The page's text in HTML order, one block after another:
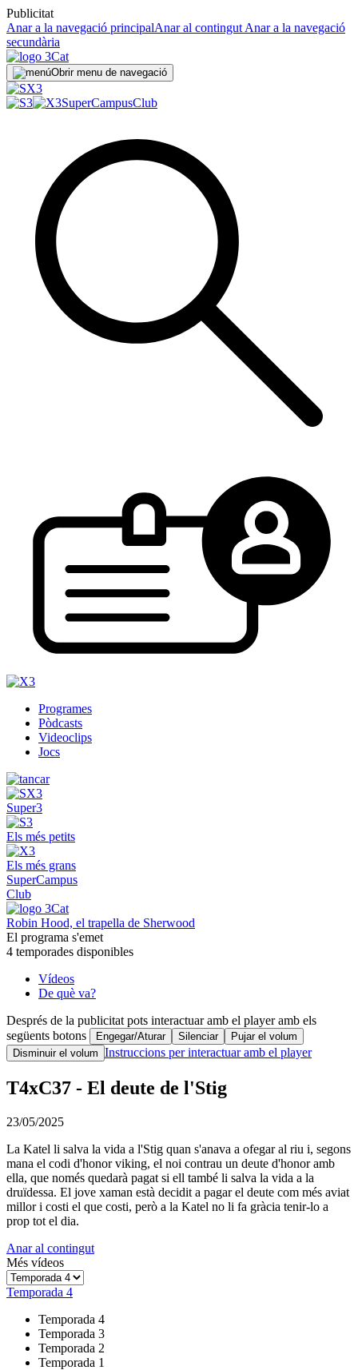
Publicitat
Anar a la navegació principalAnar al contingut Anar a la navegació
secundària
Obrir menu de navegació
SuperCampusClub
Programes
Pòdcasts
Videoclips
Jocs
Super3
Els més petits
Els més grans
SuperCampus
Club
Robin Hood, el trapella de Sherwood
El programa s'emet
4 temporades disponibles
Vídeos
De què va?
Després de la publicitat pots interactuar amb el player amb els
següents botons
Engegar/Aturar Silenciar
Pujar el volum
Disminuir el volum Instruccions per interactuar amb el player
T4xC37 - El deute de l'Stig
23/05/2025
La Katel li salva la vida a l'Stig quan s'anava a ofegar al riu i, segons
mana el codi d'honor viking, el noi contrau un deute d'honor amb
ella, que només quedarà pagat si ell també li salva la vida a la
druïdessa. El jove xaman està decidit a pagar el deute com més aviat
millor i costi el que costi, però a la Katel no li fa gràcia tenir-lo a
prop tot el dia.
Anar al contingut
Més vídeos
Temporada 4
Temporada 4
Temporada 3
Temporada 2
Temporada 1